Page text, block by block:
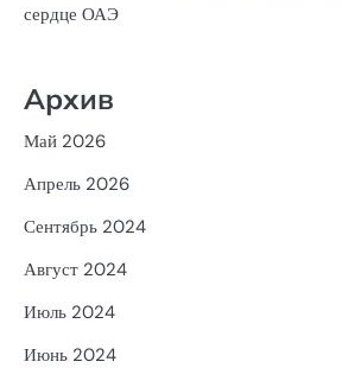
сердце ОАЭ
Архив
Май 2026
Апрель 2026
Сентябрь 2024
Август 2024
Июль 2024
Июнь 2024